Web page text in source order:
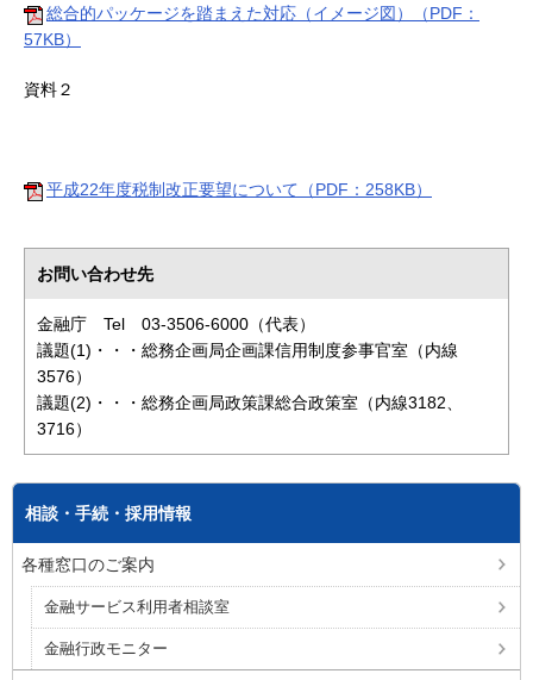
総合的パッケージを踏まえた対応（イメージ図）（PDF：
57KB）
資料２
平成22年度税制改正要望について（PDF：258KB）
お問い合わせ先
金融庁 Tel 03-3506-6000（代表）
議題(1)・・・総務企画局企画課信用制度参事官室（内線
3576）
議題(2)・・・総務企画局政策課総合政策室（内線3182、
3716）
相談・手続・採用情報
各種窓口のご案内
金融サービス利用者相談室
金融行政モニター